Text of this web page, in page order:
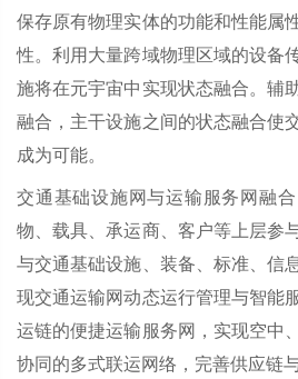
保存原有物理实体的功能和性能属
性。利用大量跨域物理区域的设备
施将在元宇宙中实现状态融合。辅
融合，主干设施之间的状态融合使
成为可能。
交通基础设施网与运输服务网融
物、载具、承运商、客户等上层参
与交通基础设施、装备、标准、信
现交通运输网动态运行管理与智能
运链的便捷运输服务网，实现空中
协同的多式联运网络，完善供应链